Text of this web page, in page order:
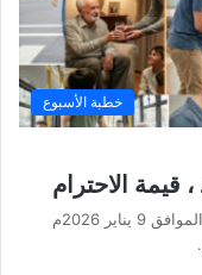
خطبة الأسبوع
قيمة الاحترام
خطبة الجمعة القادمة بتاريخ ٢٠ من رجب 1447ه‍ الموافق 9 يناير 2026م